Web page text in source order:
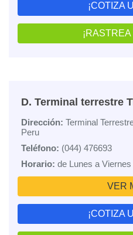
¡COTIZA
D. Terminal terrestre
Dirección: Terminal
Peru
Teléfono: (044) 476693
Horario: de Lunes a
VER
¡COTIZA